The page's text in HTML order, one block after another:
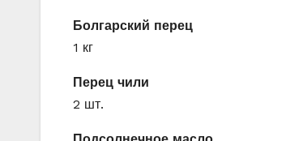
Болгарский перец
1 кг
Перец чили
2 шт.